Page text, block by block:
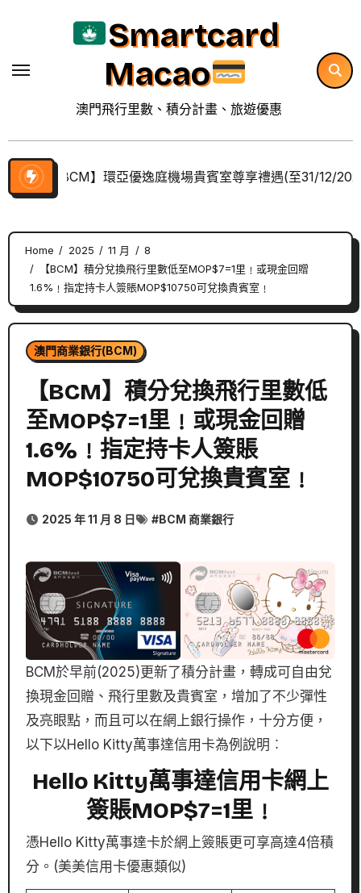
Smartcard
Macao
澳門飛行里數、積分計畫、旅遊優惠
【BCM】環亞優逸庭機場貴賓室尊享禮遇(至31/12/
Home 2025 11 月
8
【BCM】積分兌換飛行里數低至MOP$7=1里﹗或現金回贈
1.6%﹗指定持卡人簽賬MOP$10750可兌換貴賓室﹗
澳門商業銀行(BCM)
【BCM】積分兌換飛行里數低
至MOP$7=1里﹗或現金回贈
1.6%﹗指定持卡人簽賬
MOP$10750可兌換貴賓室﹗
2025 年 11 月 8 日 #BCM 商業銀行
BCM於早前(2025)更新了積分計畫，轉成可自由兌
換現金回贈、飛行里數及貴賓室，增加了不少彈性
及亮眼點，而且可以在網上銀行操作，十分方便，
以下以Hello Kitty萬事達信用卡為例說明︰
Hello Kitty萬事達信用卡網上
簽賬MOP$7=1里﹗
憑Hello Kitty萬事達卡於網上簽賬更可享高達4倍積
分。(美美信用卡優惠類似)